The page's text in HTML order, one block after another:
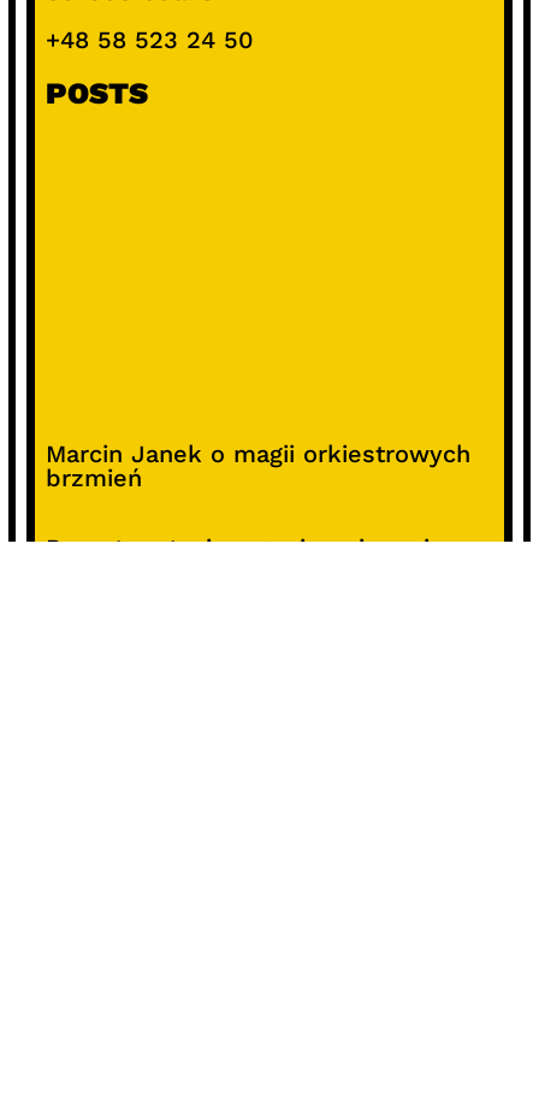
+48 58 523 24 50
POSTS
Marcin Janek o magii orkiestrowych
brzmień
Raport o stanie organizacyjnym i